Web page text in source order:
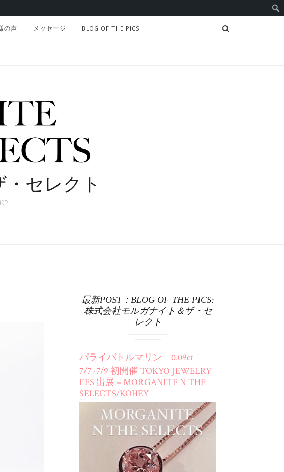
の声 メッセージ BLOG OF THE PICS
セレクト
最新POST：BLOG OF THE PICS:
株式会社モルガナイト＆ザ・セ
レクト
パライバトルマリン 0.09ct
7/7~7/9 初開催 TOKYO JEWELRY
FES 出展 – MORGANITE N THE
SELECTS/KOHEY